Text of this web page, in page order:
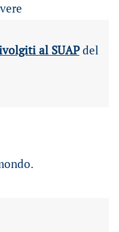
al SUAPdel